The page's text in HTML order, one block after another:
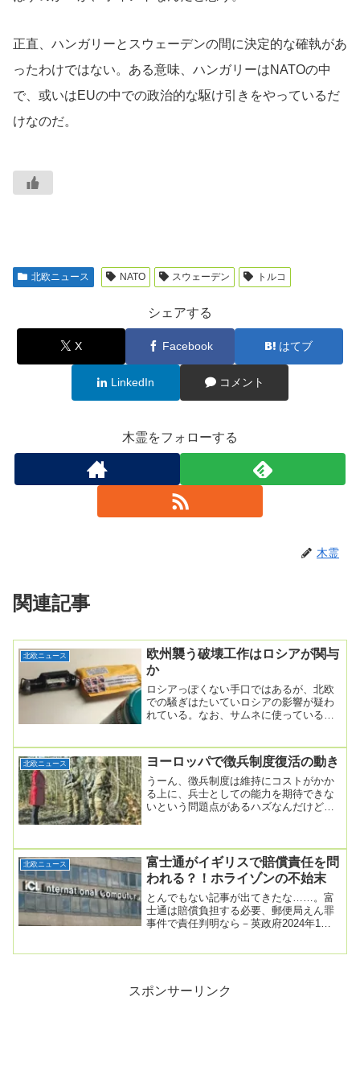
正直、ハンガリーとスウェーデンの間に決定的な確執があ
ったわけではない。ある意味、ハンガリーはNATOの中
で、或いはEUの中での政治的な駆け引きをやっているだ
けなのだ。
北欧ニュース NATO スウェーデン トルコ
シェアする
X Facebook はてブ
LinkedIn コメント
木霊をフォローする
木霊
関連記事
北欧ニュース
欧州襲う破壊工作はロシアが関与
か
ロシアっぽくない手口ではあるが、北欧
での騒ぎはたいていロシアの影響が疑わ
れている。なお、サムネに使っている画
北欧ニュース ヨーロッパで徴兵制度復活の動き
うーん、徴兵制度は維持にコストがかか
る上に、兵士としての能力を期待できな
いという問題点があるハズなんだけど。
北欧ニュース
富士通がイギリスで賠償責任を問
われる？！ホライゾンの不始末
とんでもない記事が出てきたな……。富
士通は賠償負担する必要、郵便局えん罪
事件で責任判明なら－英政府2024年1月9
スポンサーリンク